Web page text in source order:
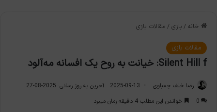
خانه / بازی / مقالات بازی
مقالات بازی
Silent Hill f: خیانت به روح یک افسانه مه‌آلود
رضا خلف چعباوی 2025-09-13
آخرین به روز رسانی: 2025-08-27
0
خواندن این مطلب 4 دقیقه زمان میبرد